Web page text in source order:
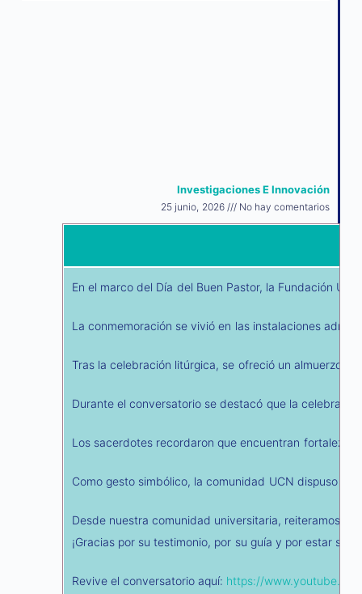
Investigaciones E Innovación
25 junio, 2026 No hay comentarios
En el marco del Día del Buen Pastor, la Fundación
La conmemoración se vivió en las instalaciones
Tras la celebración litúrgica, se ofreció un almuerzo
Durante el conversatorio se destacó que la
Los sacerdotes recordaron que encuentran fortaleza
Como gesto simbólico, la comunidad UCN dispuso
Desde nuestra comunidad universitaria, reiteramos
¡Gracias por su testimonio, por su guía y por estar
Revive el conversatorio aquí: https://